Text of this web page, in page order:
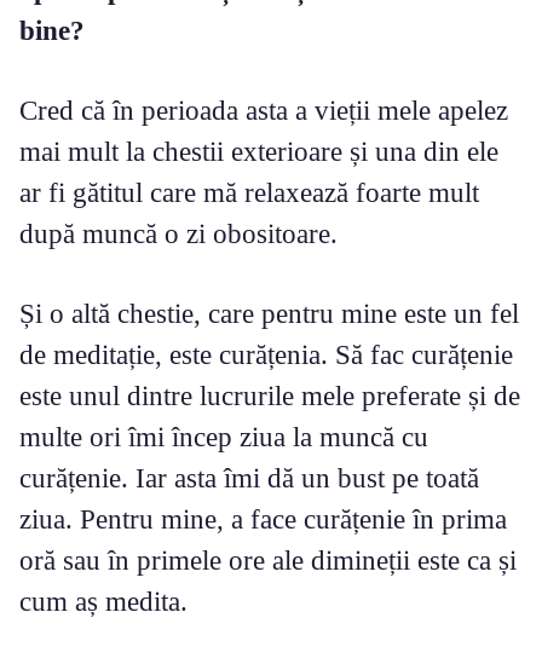
bine?
Cred că în perioada asta a vieții mele apelez
mai mult la chestii exterioare și una din ele
ar fi gătitul care mă relaxează foarte mult
după muncă o zi obositoare.
Și o altă chestie, care pentru mine este un fel
de meditație, este curățenia. Să fac curățenie
este unul dintre lucrurile mele preferate și de
multe ori îmi încep ziua la muncă cu
curățenie. Iar asta îmi dă un bust pe toată
ziua. Pentru mine, a face curățenie în prima
oră sau în primele ore ale dimineții este ca și
cum aș medita.